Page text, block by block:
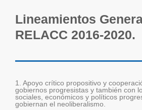
Lineamientos
RELACC 2016-2020.
1. Apoyo crítico propositivo y
gobiernos progresistas y también con
sociales, económicos y políticos
gobiernan el neoliberalismo.